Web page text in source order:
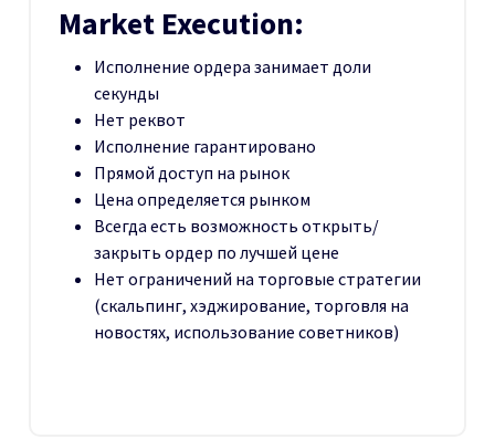
Market Execution:
Исполнение ордера занимает доли
секунды
Нет реквот
Исполнение гарантировано
Прямой доступ на рынок
Цена определяется рынком
Всегда есть возможность открыть/
закрыть ордер по лучшей цене
Нет ограничений на торговые стратегии
(скальпинг, хэджирование, торговля на
новостях, использование советников)